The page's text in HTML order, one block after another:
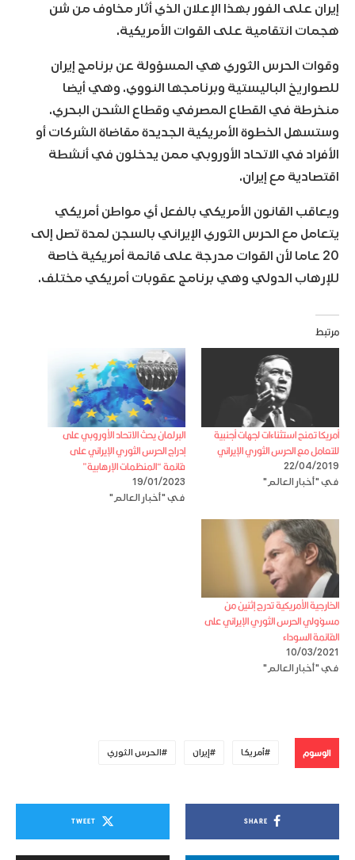
إيران على الفور بهذا الإعلان الذي أثار مخاوف من شن
هجمات انتقامية على القوات الأمريكية.
وقوات الحرس الثوري هي المسؤولة عن برنامج إيران
للصواريخ الباليستية وبرنامجها النووي. وهي أيضا
منخرطة في القطاع المصرفي وقطاع الشحن البحري.
وستسهل الخطوة الأمريكية الجديدة مقاضاة الشركات أو
الأفراد في الاتحاد الأوروبي ممن يدخلون في أنشطة
اقتصادية مع إيران.
ويعاقب القانون الأمريكي بالفعل أي مواطن أمريكي
يتعامل مع الحرس الثوري الإيراني بالسجن لمدة تصل إلى
20 عاما لأن القوات مدرجة على قائمة أمريكية خاصة
للإرهاب الدولي وهي برنامج عقوبات أمريكي مختلف.
مرتبط
أمريكا تمنح استثناءات لجهات أجنبية
للتعامل مع الحرس الثوري الإيراني
22/04/2019
في "أخبار العالم"
البرلمان يحث الاتحاد الأوروبي على
إدراج الحرس الثوري الإيراني على
قائمة “المنظمات الإرهابية”
19/01/2023
في "أخبار العالم"
الخارجية الأمريكية تدرج إثنين من
مسؤولي الحرس الثوري الإيراني على
القائمة السوداء
10/03/2021
في "أخبار العالم"
الوسوم أمريكا إيران الحرس الثوري
SHARE
TWEET